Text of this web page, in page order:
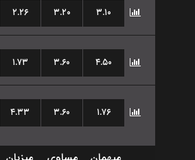
۲.۲۶ ۳.۲۰ ۳.۱۰
۱.۷۳ ۳.۶۰ ۴.۵۰
۴.۳۳ ۳.۶۰ ۱.۷۶